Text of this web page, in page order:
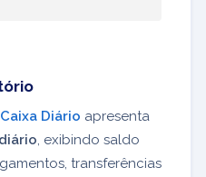
Diário apresenta
, exibindo saldo
transferências